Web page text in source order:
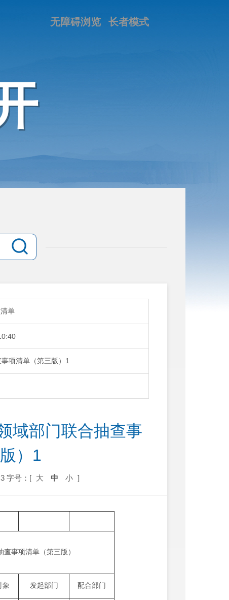
长者模式
无障碍浏览
单
项清单（第三版）1
域部门联合抽查事
）1
字号：[ 大 中 小 ]
事项清单（第三版）
象 发起部门 配合部门